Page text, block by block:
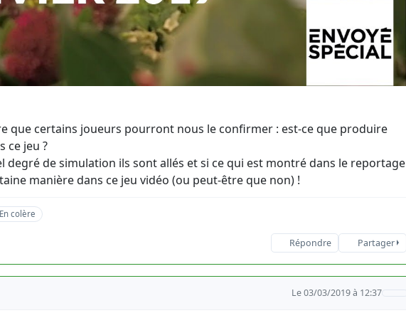
que certains joueurs pourront nous le confirmer : est-ce que produire
ce jeu ?
degré de simulation ils sont allés et si ce qui est montré dans le reportage
manière dans ce jeu vidéo (ou peut-être que non) !
En colère
Répondre Partager
Le 03/03/2019 à 12:37